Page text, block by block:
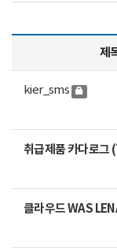
제
kier_sms
취급제품 카다로그
클라우드 WAS